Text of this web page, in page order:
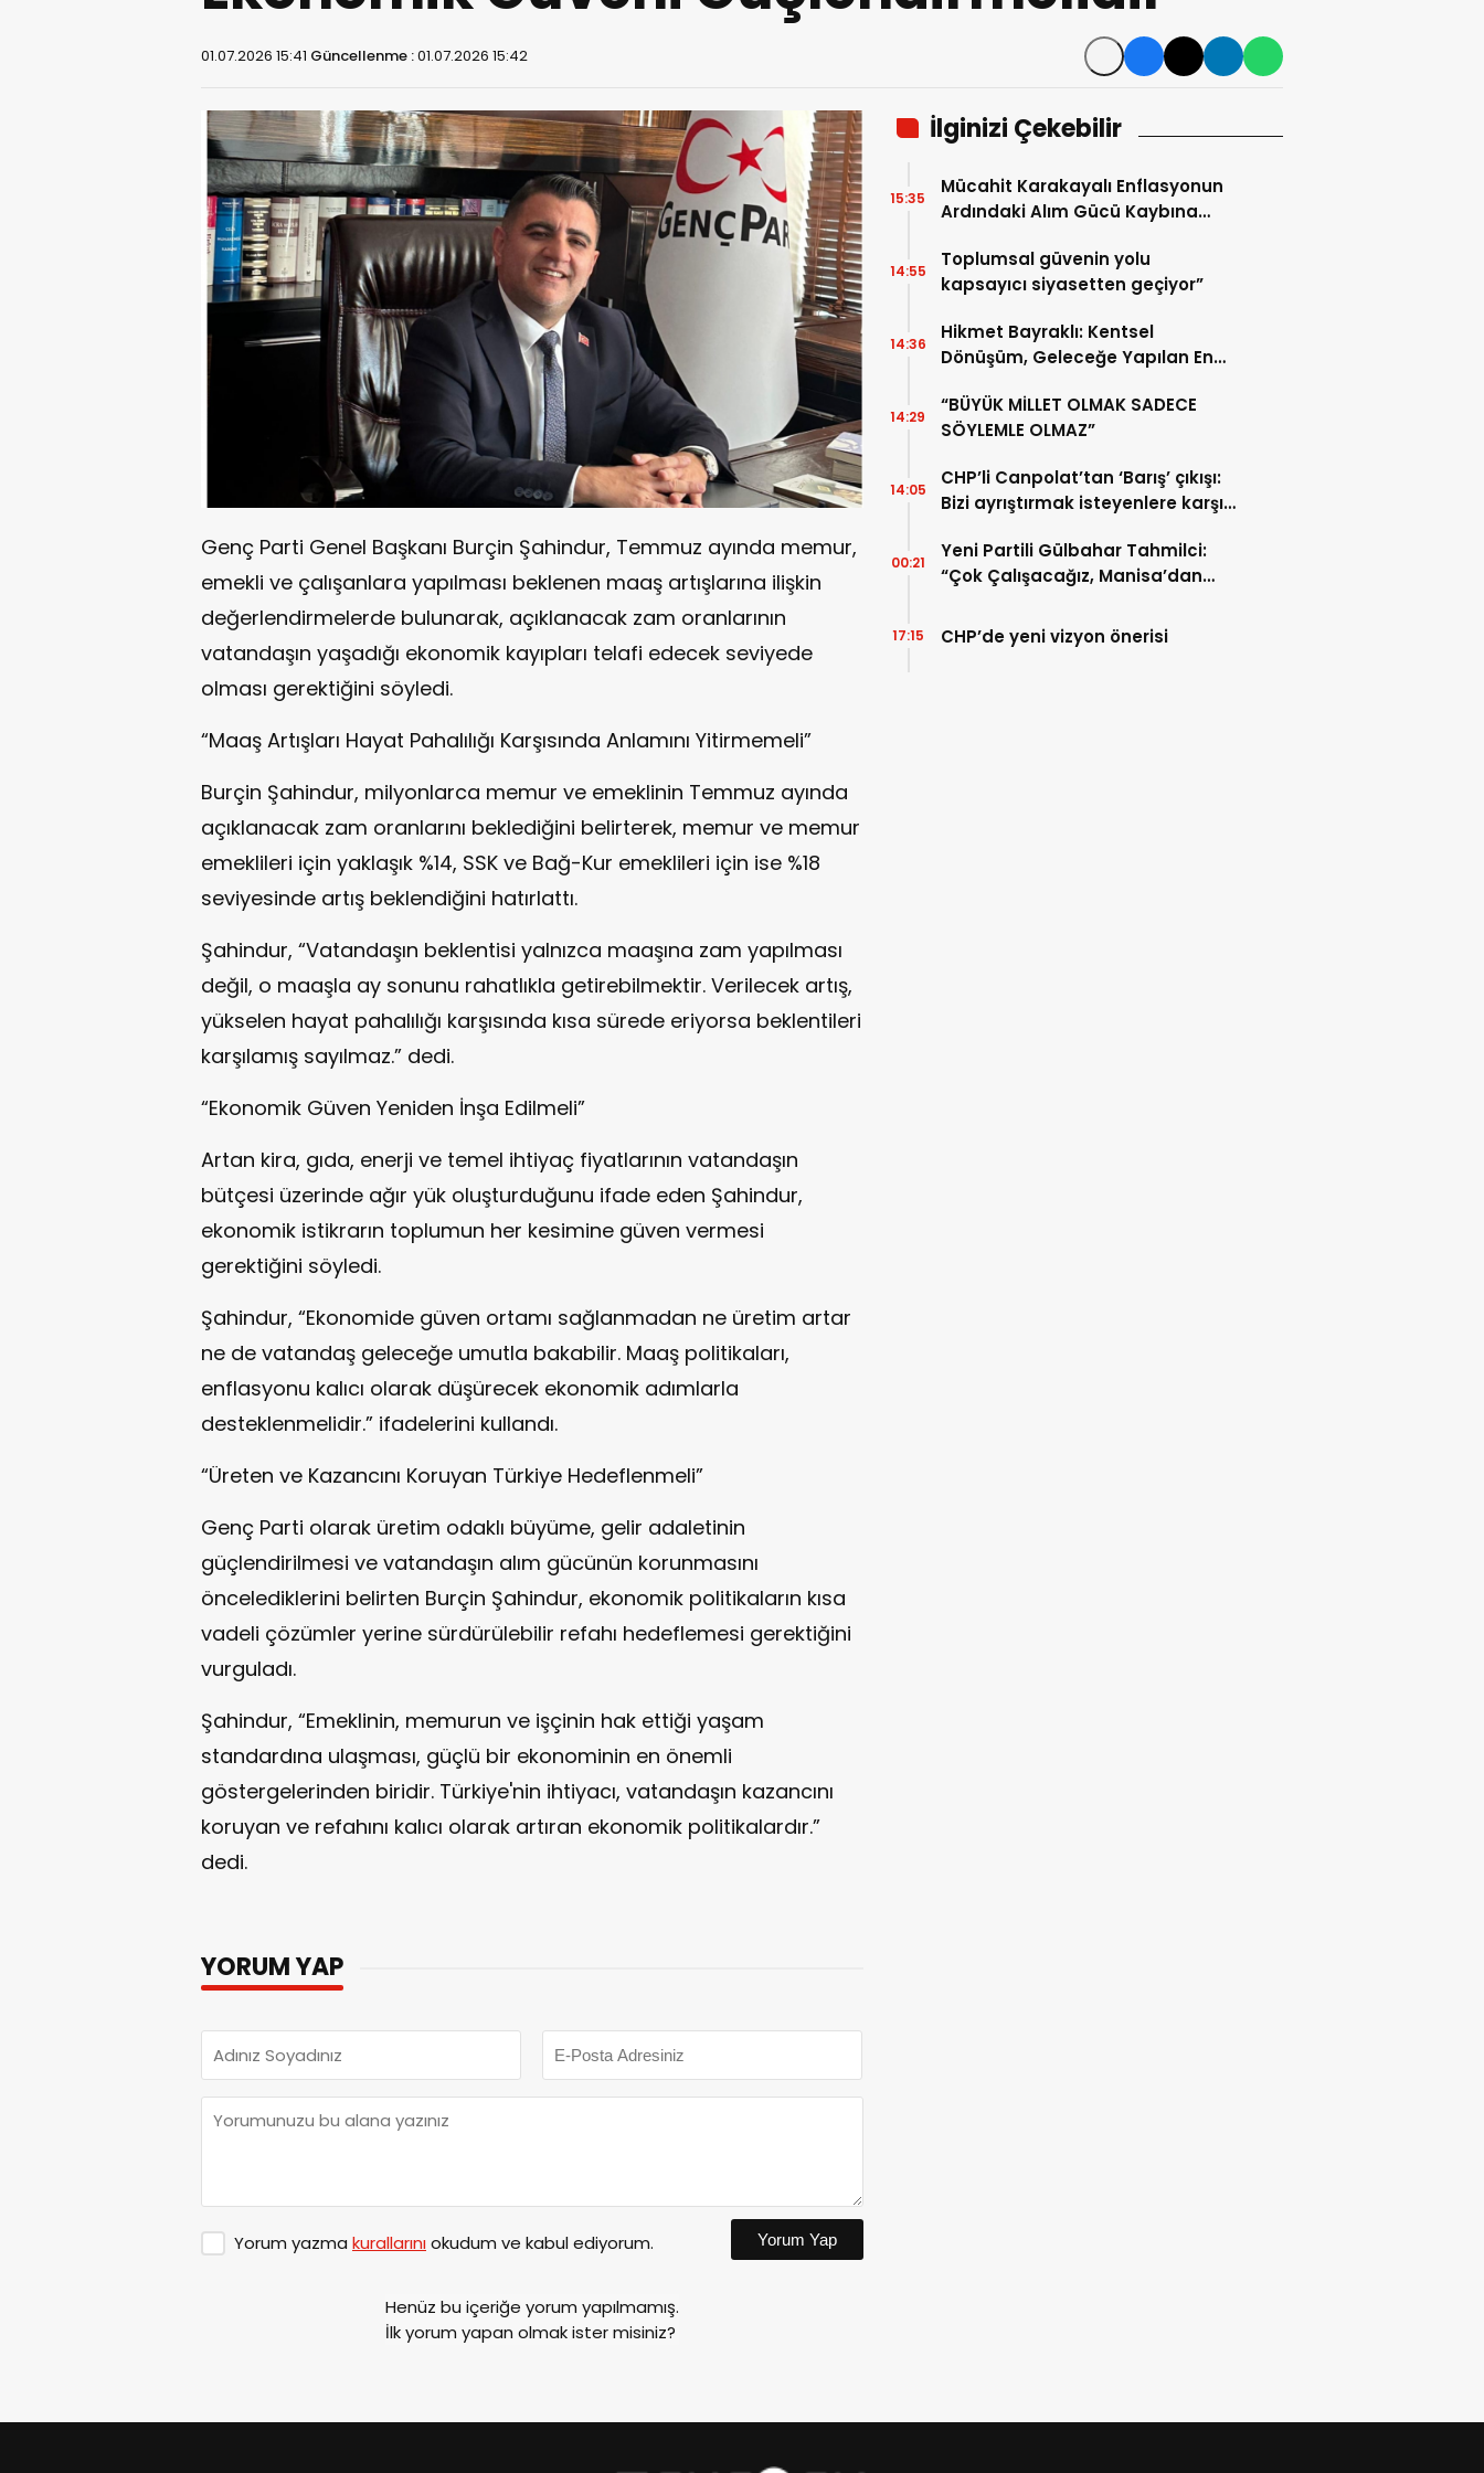
01.07.2026 15:41 Güncellenme :01.07.2026 15:42
Genç Parti Genel Başkanı Burçin Şahindur, Temmuz ayında memur,
emekli ve çalışanlara yapılması beklenen maaş artışlarına ilişkin
değerlendirmelerde bulunarak, açıklanacak zam oranlarının
vatandaşın yaşadığı ekonomik kayıpları telafi edecek seviyede
olması gerektiğini söyledi.
“Maaş Artışları Hayat Pahalılığı Karşısında Anlamını Yitirmemeli”
Burçin Şahindur, milyonlarca memur ve emeklinin Temmuz ayında
açıklanacak zam oranlarını beklediğini belirterek, memur ve memur
emeklileri için yaklaşık %14, SSK ve Bağ-Kur emeklileri için ise %18
seviyesinde artış beklendiğini hatırlattı.
Şahindur, “Vatandaşın beklentisi yalnızca maaşına zam yapılması
değil, o maaşla ay sonunu rahatlıkla getirebilmektir. Verilecek artış,
yükselen hayat pahalılığı karşısında kısa sürede eriyorsa beklentileri
karşılamış sayılmaz.” dedi.
“Ekonomik Güven Yeniden İnşa Edilmeli”
Artan kira, gıda, enerji ve temel ihtiyaç fiyatlarının vatandaşın
bütçesi üzerinde ağır yük oluşturduğunu ifade eden Şahindur,
ekonomik istikrarın toplumun her kesimine güven vermesi
gerektiğini söyledi.
Şahindur, “Ekonomide güven ortamı sağlanmadan ne üretim artar
ne de vatandaş geleceğe umutla bakabilir. Maaş politikaları,
enflasyonu kalıcı olarak düşürecek ekonomik adımlarla
desteklenmelidir.” ifadelerini kullandı.
“Üreten ve Kazancını Koruyan Türkiye Hedeflenmeli”
Genç Parti olarak üretim odaklı büyüme, gelir adaletinin
güçlendirilmesi ve vatandaşın alım gücünün korunmasını
öncelediklerini belirten Burçin Şahindur, ekonomik politikaların kısa
vadeli çözümler yerine sürdürülebilir refahı hedeflemesi gerektiğini
vurguladı.
Şahindur, “Emeklinin, memurun ve işçinin hak ettiği yaşam
standardına ulaşması, güçlü bir ekonominin en önemli
göstergelerinden biridir. Türkiye'nin ihtiyacı, vatandaşın kazancını
koruyan ve refahını kalıcı olarak artıran ekonomik politikalardır.”
dedi.
YORUM YAP
Yorum yazma kurallarınıokudum ve kabul ediyorum. Yorum Yap
Henüz bu içeriğe yorum yapılmamış.
İlk yorum yapan olmak ister misiniz?
İlginizi Çekebilir
Mücahit Karakayalı Enflasyonun
Ardındaki Alım Gücü Kaybına
15:35
Toplumsal güvenin yolu
kapsayıcı siyasetten geçiyor”
14:55
Hikmet Bayraklı: Kentsel
Dönüşüm, Geleceğe Yapılan En
14:36
“BÜYÜK MİLLET OLMAK SADECE
SÖYLEMLE OLMAZ”
14:29
CHP’li Canpolat’tan ‘Barış’ çıkışı:
Bizi ayrıştırmak isteyenlere karşı
14:05
Yeni Partili Gülbahar Tahmilci:
“Çok Çalışacağız, Manisa’dan
Büyüteceğiz”
00:21
CHP’de yeni vizyon önerisi
17:15